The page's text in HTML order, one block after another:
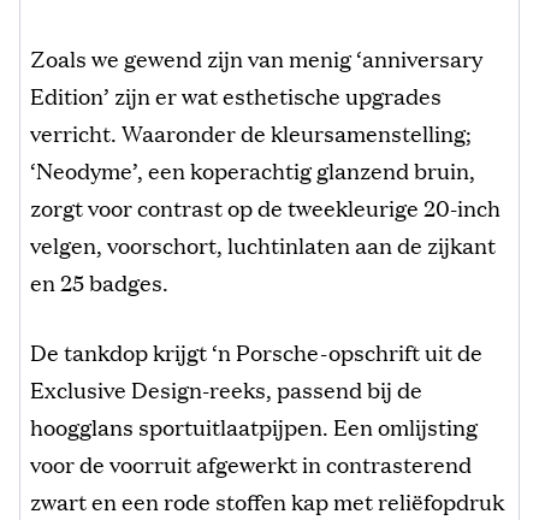
Zoals we gewend zijn van menig ‘anniversary
Edition’ zijn er wat esthetische upgrades
verricht. Waaronder de kleursamenstelling;
‘Neodyme’, een koperachtig glanzend bruin,
zorgt voor contrast op de tweekleurige 20-inch
velgen, voorschort, luchtinlaten aan de zijkant
en 25 badges.
De tankdop krijgt ‘n Porsche-opschrift uit de
Exclusive Design-reeks, passend bij de
hoogglans sportuitlaatpijpen. Een omlijsting
voor de voorruit afgewerkt in contrasterend
zwart en een rode stoffen kap met reliëfopdruk